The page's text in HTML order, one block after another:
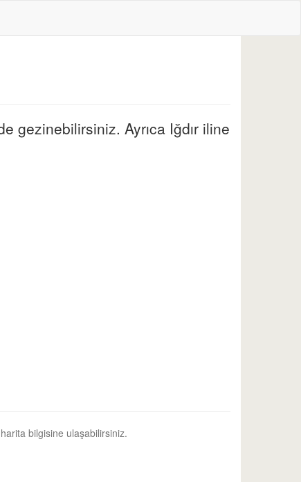
gezinebilirsiniz. Ayrıca Iğdır iline
bilgisine ulaşabilirsiniz.